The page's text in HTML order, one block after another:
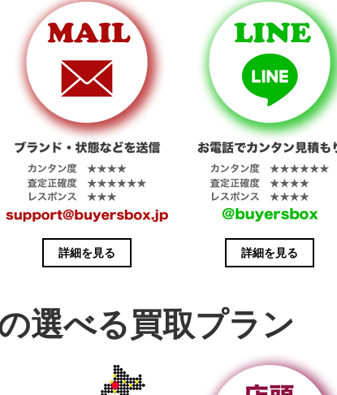
詳細を見る 詳細を見る
選べる買取プラン